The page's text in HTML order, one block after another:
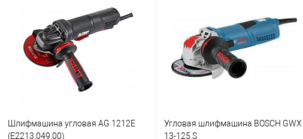
К сравнению
В избранное
К сравнению
В избранное
Шлифмашина угловая AG 1212E
(E2213.049.00)
Угловая шлифмашина BOSCH GWX
13-125 S